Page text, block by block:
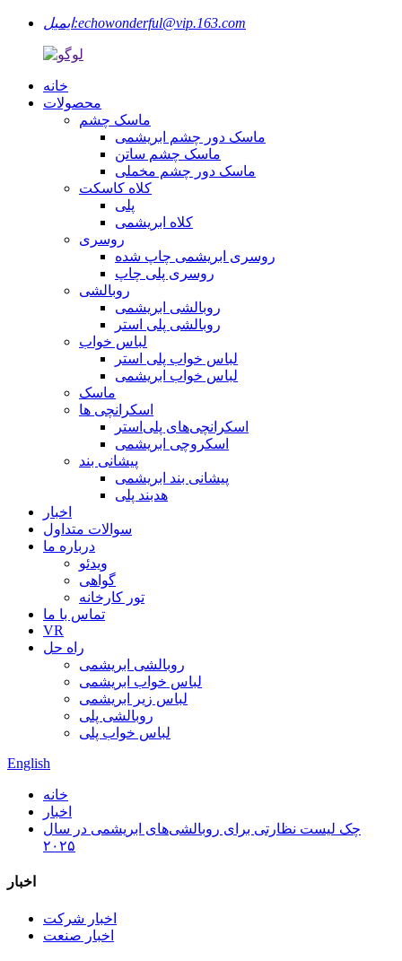
ایمیل:echowonderful@vip.163.com
خانه
محصولات
ماسک چشم
ماسک دور چشم ابریشمی
ماسک چشم ساتن
ماسک دور چشم مخملی
کلاه کاسکت
پلی
کلاه ابریشمی
روسری
روسری ابریشمی چاپ شده
روسری پلی چاپ
روبالشی
روبالشی ابریشمی
روبالشی پلی استر
لباس خواب
لباس خواب پلی استر
لباس خواب ابریشمی
ماسک
اسکرانچی ها
اسکرانچی‌های پلی‌استر
اسکروچی ابریشمی
پیشانی بند
پیشانی بند ابریشمی
هدبند پلی
اخبار
سوالات متداول
درباره ما
ویدئو
گواهی
تور کارخانه
تماس با ما
VR
راه حل
روبالشی ابریشمی
لباس خواب ابریشمی
لباس زیر ابریشمی
روبالشی پلی
لباس خواب پلی
English
خانه
اخبار
چک لیست نظارتی برای روبالشی‌های ابریشمی در سال
۲۰۲۵
اخبار
اخبار شرکت
اخبار صنعت